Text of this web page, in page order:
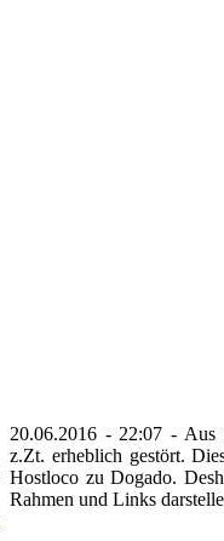
20.06.2016 - 22:07 - Aus
z.Zt. erheblich gestört.
Hostloco zu Dogado.
Rahmen und Links